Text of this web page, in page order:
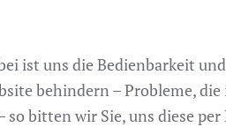
ist uns die Bedienbarkeit und
behindern – Probleme, die
bitten wir Sie, uns diese